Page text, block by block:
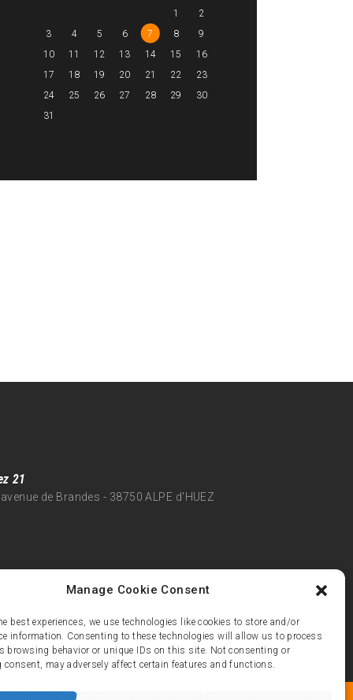
Manage Cookie Consent
best experiences, we use technologies like cookies to store and/or
information. Consenting to these technologies will allow us to process
browsing behavior or unique IDs on this site. Not consenting or
may adversely affect certain features and functions.
1
2
3
4 5 6 7 8
9
10
11 12 13 14 15
16
17
18 19 20 21 22
23
24
25 26 27 28 29
30
31
21
de Brandes - 38750 ALPE d'HUEZ